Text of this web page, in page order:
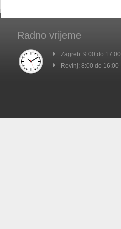
Radno vrijeme
Zagreb: 9:00 do 17:00
Rovinj: 8:00 do 16:00